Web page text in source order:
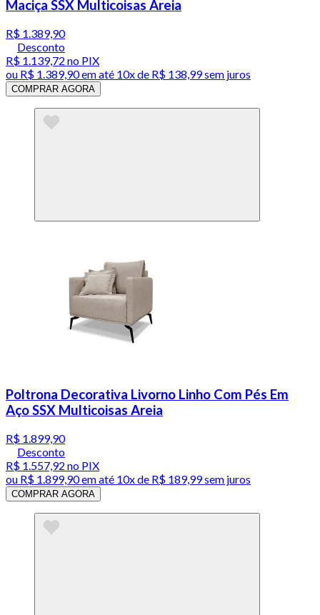
Maciça SSX Multicoisas Areia
R$ 1.389,90
Desconto
R$ 1.139,72 no PIX
ou R$ 1.389,90em até 10x de R$ 138,99 sem juros
COMPRAR AGORA
Poltrona Decorativa Livorno Linho Com Pés Em
Aço SSX Multicoisas Areia
R$ 1.899,90
Desconto
R$ 1.557,92 no PIX
ou R$ 1.899,90em até 10x de R$ 189,99 sem juros
COMPRAR AGORA